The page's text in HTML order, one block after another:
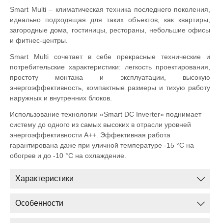
Smart Multi – климатическая техника последнего поколения,
идеально подходящая для таких объектов, как квартиры,
загородные дома, гостиницы, рестораны, небольшие офисы
и фитнес-центры.
Smart Multi сочетает в себе прекрасные технические и
потребительские характеристики: легкость проектирования,
простоту монтажа и эксплуатации, высокую
энергоэффективность, компактные размеры и тихую работу
наружных и внутренних блоков.
Использование технологии «Smart DC Inverter» поднимает
систему до одного из самых высоких в отрасли уровней
энергоэффективности А++. Эффективная работа
гарантирована даже при уличной температуре -15 °C на
обогрев и до -10 °C на охлаждение.
Характеристики
Особенности